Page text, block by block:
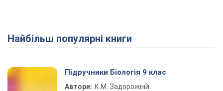
Найбільш популярні книги
Підручники Біологія 9 клас
Автори: К.М. Задорожній